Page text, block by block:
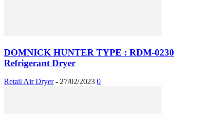
DOMNICK HUNTER TYPE : RDM-0230
Refrigerant Dryer
Retail Air Dryer - 27/02/2023 0